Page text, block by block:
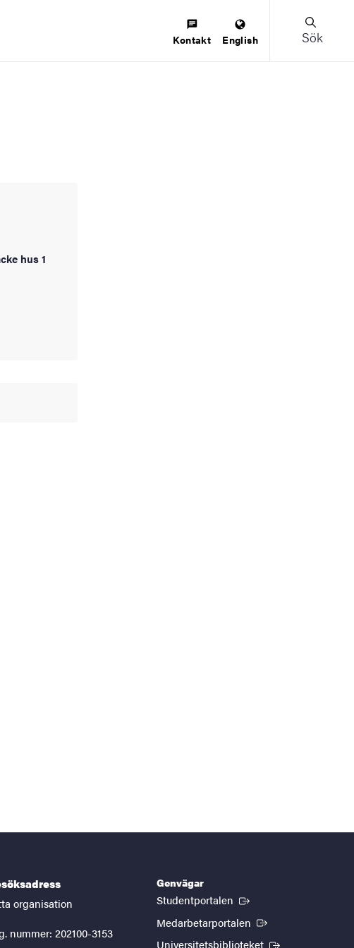
Kontakt English Sök
hus 1
organisation
nummer: 202100-3153
Genvägar
Studentportalen (Extern länk)
Medarbetarportalen (Extern länk)
Universitetsbiblioteket (Extern länk)